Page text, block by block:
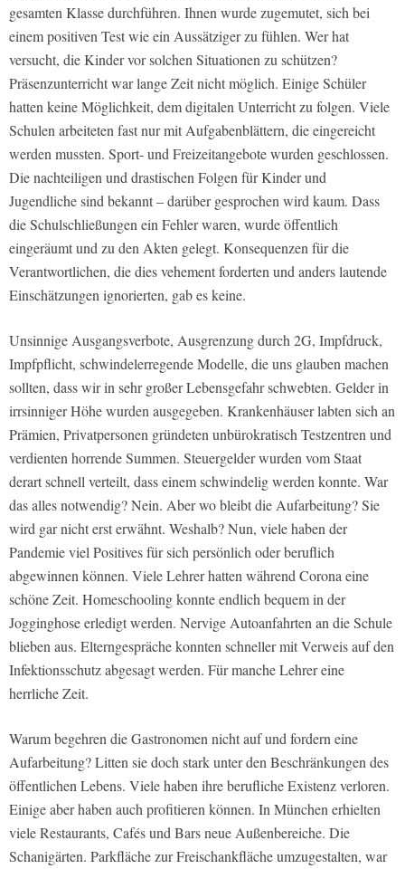
gesamten Klasse durchführen. Ihnen wurde zugemutet, sich bei
einem positiven Test wie ein Aussätziger zu fühlen. Wer hat
versucht, die Kinder vor solchen Situationen zu schützen?
Präsenzunterricht war lange Zeit nicht möglich. Einige Schüler
hatten keine Möglichkeit, dem digitalen Unterricht zu folgen. Viele
Schulen arbeiteten fast nur mit Aufgabenblättern, die eingereicht
werden mussten. Sport- und Freizeitangebote wurden geschlossen.
Die nachteiligen und drastischen Folgen für Kinder und
Jugendliche sind bekannt – darüber gesprochen wird kaum. Dass
die Schulschließungen ein Fehler waren, wurde öffentlich
eingeräumt und zu den Akten gelegt. Konsequenzen für die
Verantwortlichen, die dies vehement forderten und anders lautende
Einschätzungen ignorierten, gab es keine.
Unsinnige Ausgangsverbote, Ausgrenzung durch 2G, Impfdruck,
Impfpflicht, schwindelerregende Modelle, die uns glauben machen
sollten, dass wir in sehr großer Lebensgefahr schwebten. Gelder in
irrsinniger Höhe wurden ausgegeben. Krankenhäuser labten sich an
Prämien, Privatpersonen gründeten unbürokratisch Testzentren und
verdienten horrende Summen. Steuergelder wurden vom Staat
derart schnell verteilt, dass einem schwindelig werden konnte. War
das alles notwendig? Nein. Aber wo bleibt die Aufarbeitung? Sie
wird gar nicht erst erwähnt. Weshalb? Nun, viele haben der
Pandemie viel Positives für sich persönlich oder beruflich
abgewinnen können. Viele Lehrer hatten während Corona eine
schöne Zeit. Homeschooling konnte endlich bequem in der
Jogginghose erledigt werden. Nervige Autoanfahrten an die Schule
blieben aus. Elterngespräche konnten schneller mit Verweis auf den
Infektionsschutz abgesagt werden. Für manche Lehrer eine
herrliche Zeit.
Warum begehren die Gastronomen nicht auf und fordern eine
Aufarbeitung? Litten sie doch stark unter den Beschränkungen des
öffentlichen Lebens. Viele haben ihre berufliche Existenz verloren.
Einige aber haben auch profitieren können. In München erhielten
viele Restaurants, Cafés und Bars neue Außenbereiche. Die
Schanigärten. Parkfläche zur Freischankfläche umzugestalten, war